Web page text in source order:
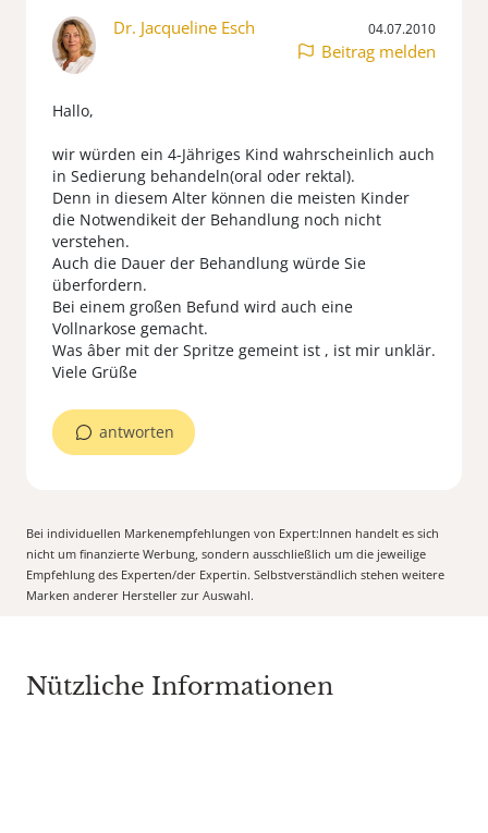
Dr. Jacqueline Esch 04.07.2010
Beitrag melden
Hallo,
wir würden ein 4-Jähriges Kind wahrscheinlich auch
in Sedierung behandeln(oral oder rektal).
Denn in diesem Alter können die meisten Kinder
die Notwendikeit der Behandlung noch nicht
verstehen.
Auch die Dauer der Behandlung würde Sie
überfordern.
Bei einem großen Befund wird auch eine
Vollnarkose gemacht.
Was âber mit der Spritze gemeint ist , ist mir unklär.
Viele Grüße
antworten
Bei individuellen Markenempfehlungen von Expert:Innen handelt es sich
nicht um finanzierte Werbung, sondern ausschließlich um die jeweilige
Empfehlung des Experten/der Expertin. Selbstverständlich stehen weitere
Marken anderer Hersteller zur Auswahl.
Nützliche Informationen